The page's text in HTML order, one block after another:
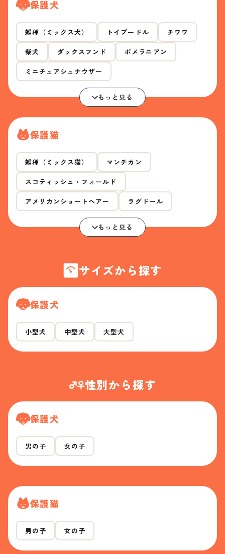
保護犬
雑種（ミックス犬） トイプードル チワワ
柴犬 ダックスフンド ポメラニアン
ミニチュアシュナウザー
もっと見る
保護猫
雑種（ミックス猫） マンチカン
スコティッシュ・フォールド
アメリカンショートヘアー ラグドール
もっと見る
サイズから探す
保護犬
小型犬 中型犬 大型犬
性別から探す
保護犬
男の子 女の子
保護猫
男の子 女の子